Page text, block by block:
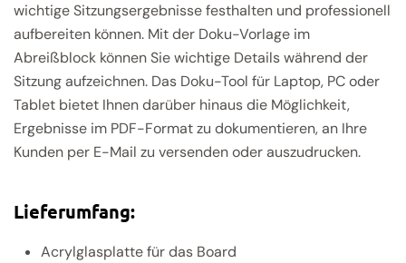
wichtige Sitzungsergebnisse festhalten und professionell
aufbereiten können. Mit der Doku-Vorlage im
Abreißblock können Sie wichtige Details während der
Sitzung aufzeichnen. Das Doku-Tool für Laptop, PC oder
Tablet bietet Ihnen darüber hinaus die Möglichkeit,
Ergebnisse im PDF-Format zu dokumentieren, an Ihre
Kunden per E-Mail zu versenden oder auszudrucken.
Lieferumfang:
Acrylglasplatte für das Board